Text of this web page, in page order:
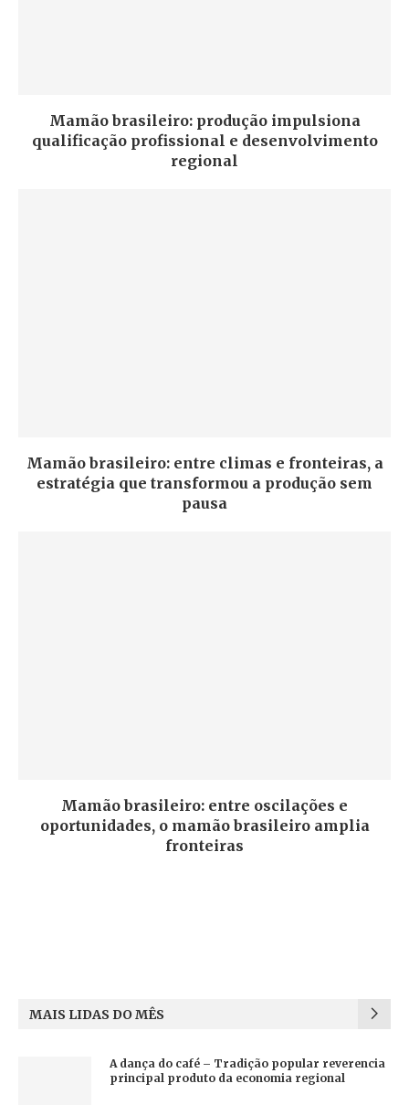
Mamão brasileiro: produção impulsiona
qualificação profissional e desenvolvimento
regional
Mamão brasileiro: entre climas e fronteiras, a
estratégia que transformou a produção sem
pausa
Mamão brasileiro: entre oscilações e
oportunidades, o mamão brasileiro amplia
fronteiras
MAIS LIDAS DO MÊS
A dança do café – Tradição popular reverencia
principal produto da economia regional